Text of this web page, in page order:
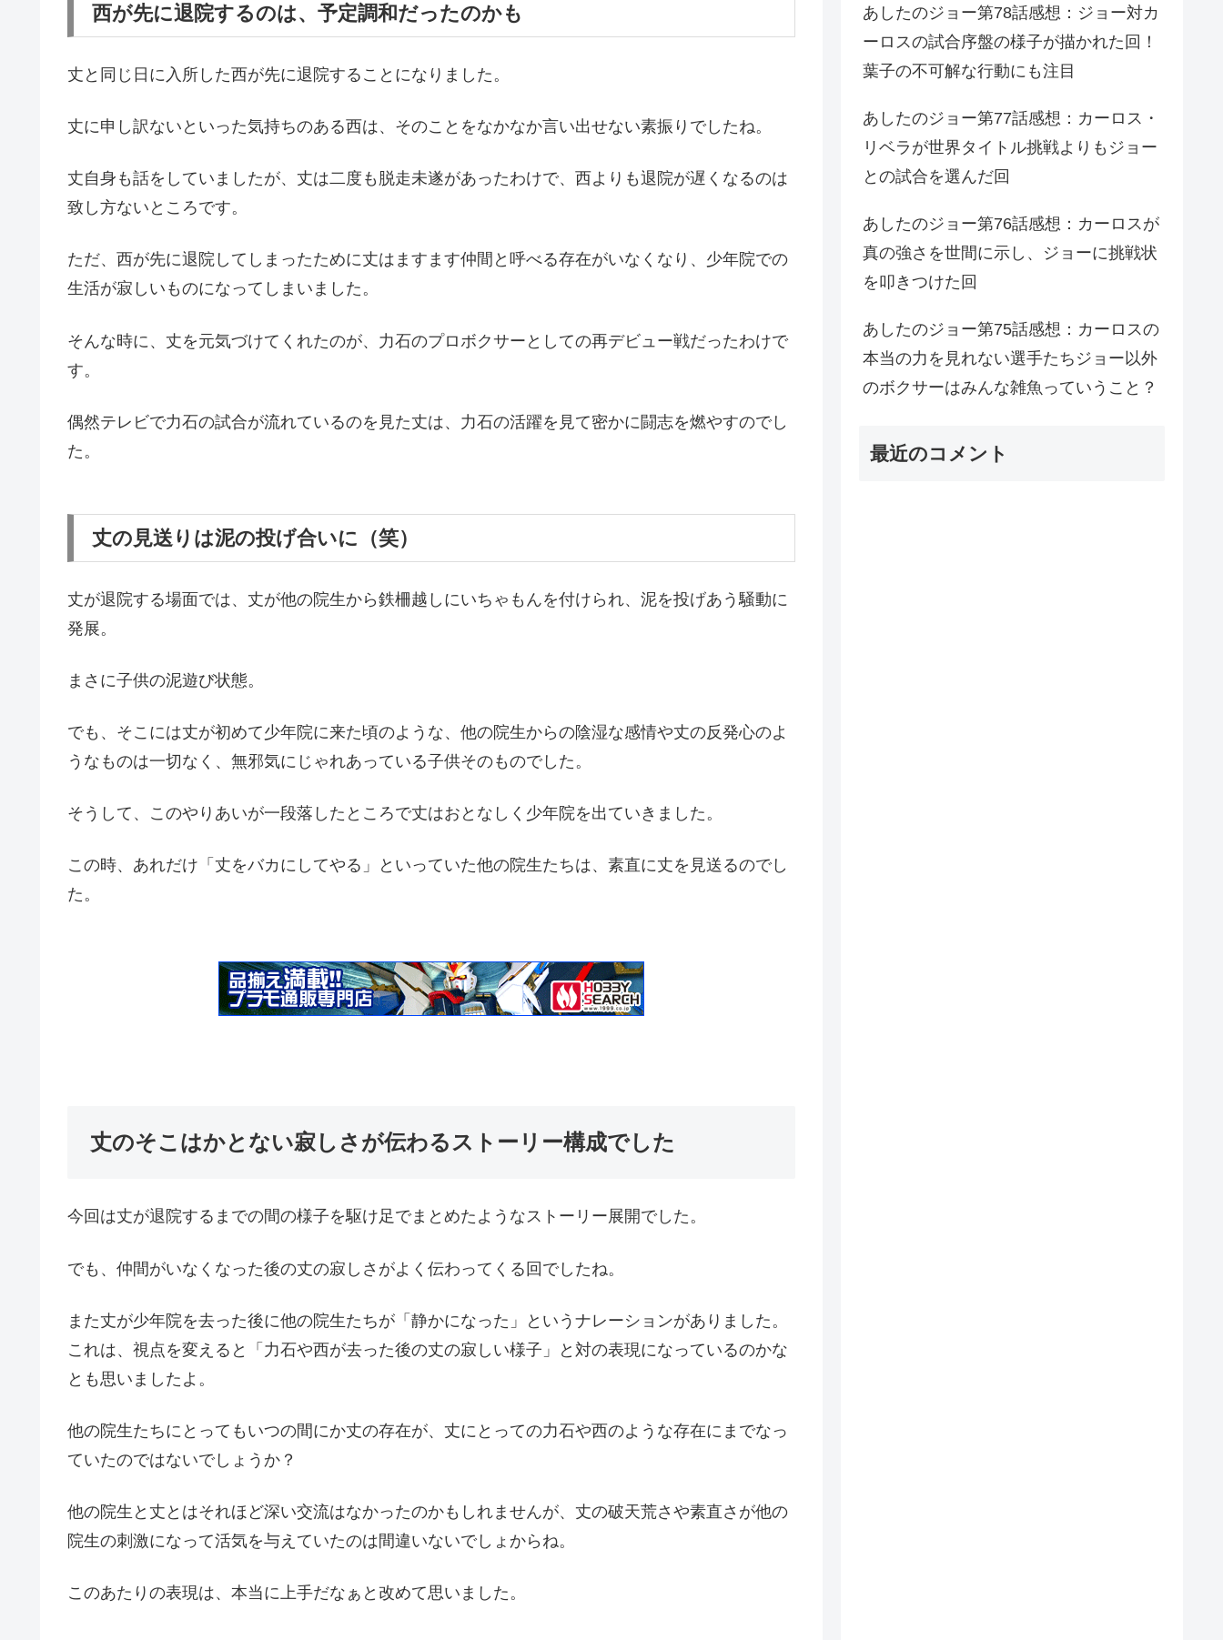
西が先に退院するのは、予定調和だったのかも
丈と同じ日に入所した西が先に退院することになりました。
丈に申し訳ないといった気持ちのある西は、そのことをなかなか言い出せない素振りでしたね。
丈自身も話をしていましたが、丈は二度も脱走未遂があったわけで、西よりも退院が遅くなるのは
致し方ないところです。
ただ、西が先に退院してしまったために丈はますます仲間と呼べる存在がいなくなり、少年院での
生活が寂しいものになってしまいました。
そんな時に、丈を元気づけてくれたのが、力石のプロボクサーとしての再デビュー戦だったわけで
す。
偶然テレビで力石の試合が流れているのを見た丈は、力石の活躍を見て密かに闘志を燃やすのでし
た。
丈の見送りは泥の投げ合いに（笑）
丈が退院する場面では、丈が他の院生から鉄柵越しにいちゃもんを付けられ、泥を投げあう騒動に
発展。
まさに子供の泥遊び状態。
でも、そこには丈が初めて少年院に来た頃のような、他の院生からの陰湿な感情や丈の反発心のよ
うなものは一切なく、無邪気にじゃれあっている子供そのものでした。
そうして、このやりあいが一段落したところで丈はおとなしく少年院を出ていきました。
この時、あれだけ「丈をバカにしてやる」といっていた他の院生たちは、素直に丈を見送るのでし
た。
丈のそこはかとない寂しさが伝わるストーリー構成でした
今回は丈が退院するまでの間の様子を駆け足でまとめたようなストーリー展開でした。
でも、仲間がいなくなった後の丈の寂しさがよく伝わってくる回でしたね。
また丈が少年院を去った後に他の院生たちが「静かになった」というナレーションがありました。
これは、視点を変えると「力石や西が去った後の丈の寂しい様子」と対の表現になっているのかな
とも思いましたよ。
他の院生たちにとってもいつの間にか丈の存在が、丈にとっての力石や西のような存在にまでなっ
ていたのではないでしょうか？
他の院生と丈とはそれほど深い交流はなかったのかもしれませんが、丈の破天荒さや素直さが他の
院生の刺激になって活気を与えていたのは間違いないでしょからね。
このあたりの表現は、本当に上手だなぁと改めて思いました。
あしたのジョー第78話感想：ジョー対カ
ーロスの試合序盤の様子が描かれた回！
葉子の不可解な行動にも注目
あしたのジョー第77話感想：カーロス・
リベラが世界タイトル挑戦よりもジョー
との試合を選んだ回
あしたのジョー第76話感想：カーロスが
真の強さを世間に示し、ジョーに挑戦状
を叩きつけた回
あしたのジョー第75話感想：カーロスの
本当の力を見れない選手たちジョー以外
のボクサーはみんな雑魚っていうこと？
最近のコメント